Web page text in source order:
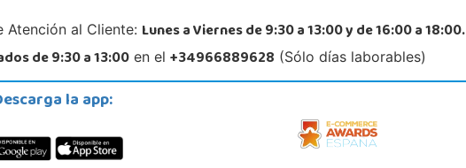
Atención al Cliente: Lunes a Viernes de 9:30 a 13:00 y de 16:00 a 18:00.
de 9:30 a 13:00en el +34966889628 (Sólo días laborables)
la app: